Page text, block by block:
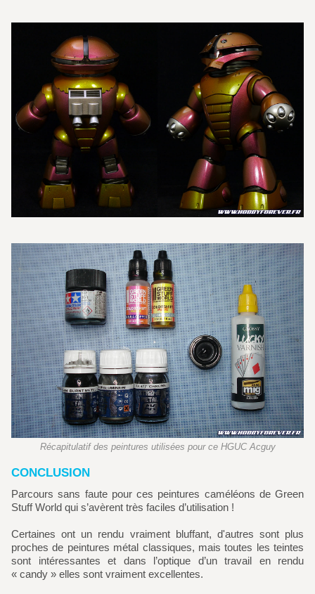
Récapitulatif des peintures utilisées pour ce HGUC Acguy
CONCLUSION
Parcours sans faute pour ces peintures caméléons de Green
Stuff World qui s’avèrent très faciles d’utilisation !
Certaines ont un rendu vraiment bluffant, d'autres sont plus
proches de peintures métal classiques, mais toutes les teintes
sont intéressantes et dans l’optique d’un travail en rendu
« candy » elles sont vraiment excellentes.